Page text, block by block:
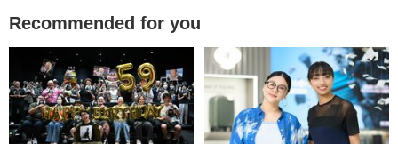
Recommended for you